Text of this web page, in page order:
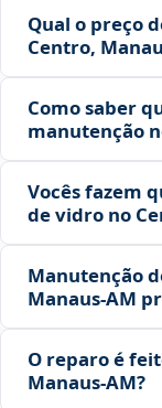
Qual o preço
Centro,
Como saber
manutenção
Vocês fazem
de vidro no
Manutenção
Manaus‑AM
O reparo é
Manaus‑AM?